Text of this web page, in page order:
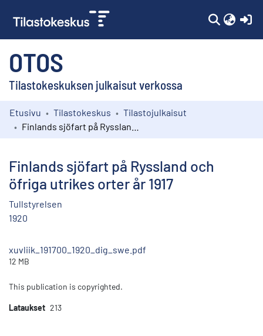
OTOS
Tilastokeskuksen julkaisut verkossa
Kokoelmat
Etusivu Tilastokeskus
Tilastojulkaisut
Finlands sjöfart på Ryssland och
öfriga utrikes orter år 1917
Tullstyrelsen
1920
xuvliik_191700_1920_dig_swe.pdf
12 MB
This publication is copyrighted.
Lataukset 213